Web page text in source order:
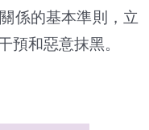
係的基本準則，立
預和惡意抹黑。